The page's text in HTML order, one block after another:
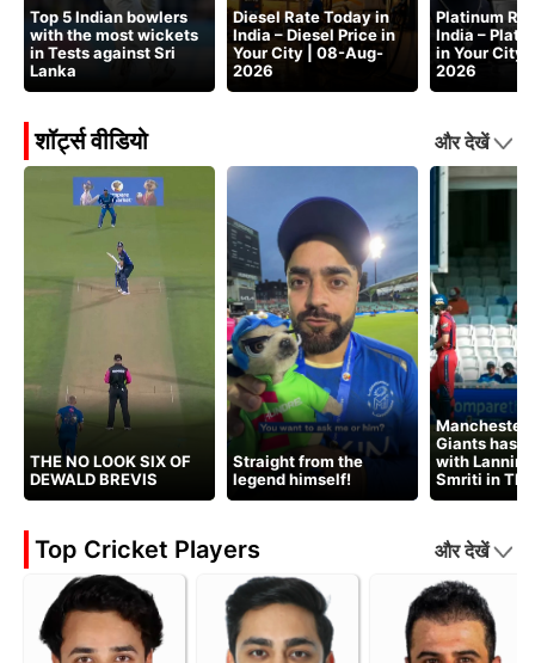
Top 5 Indian bowlers
with the most wickets
in Tests against Sri
Lanka
Diesel Rate Today in
India – Diesel Price in
Your City | 08-Aug-
2026
Platinum
India –
in Your City
2026
शॉर्ट्स वीडियो और देखें
THE NO LOOK SIX OF
DEWALD BREVIS
Straight from the
legend himself!
Manchester
Giants has
with
Smriti in
Top Cricket Players और देखें